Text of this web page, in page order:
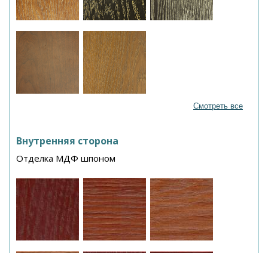
Смотреть все
Внутренняя сторона
Отделка МДФ шпоном